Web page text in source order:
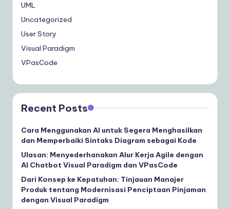
UML
Uncategorized
User Story
Visual Paradigm
VPasCode
Recent Posts
Cara Menggunakan AI untuk Segera Menghasilkan
dan Memperbaiki Sintaks Diagram sebagai Kode
Ulasan: Menyederhanakan Alur Kerja Agile dengan
AI Chatbot Visual Paradigm dan VPasCode
Dari Konsep ke Kepatuhan: Tinjauan Manajer
Produk tentang Modernisasi Penciptaan Pinjaman
dengan Visual Paradigm